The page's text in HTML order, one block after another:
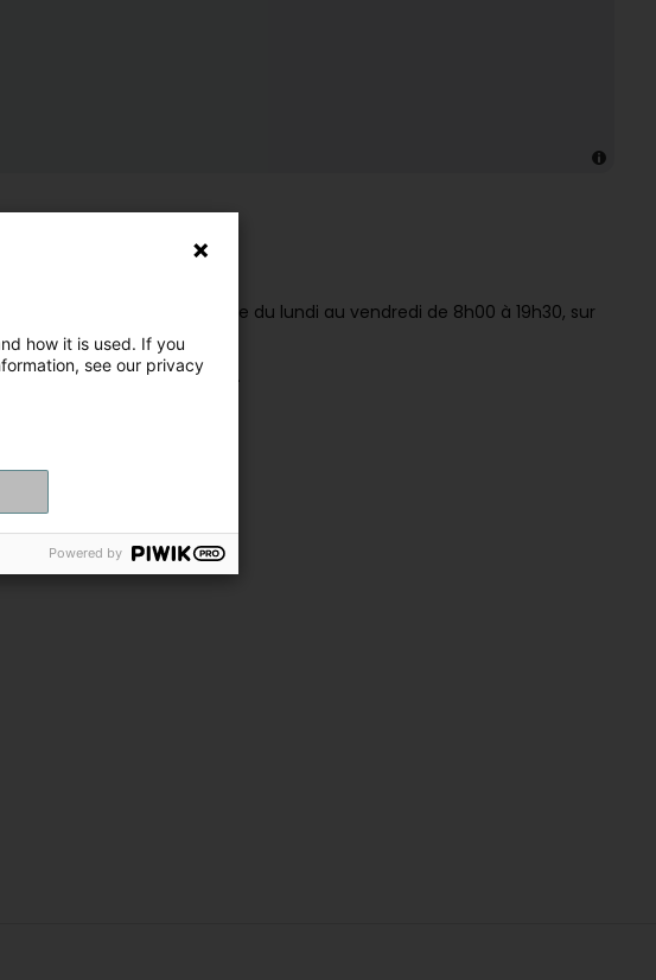
à Rodange vous accueille du lundi au vendredi de 8h00 à 19h30, sur
et femmes enceintes.
how it is used. If you
see our privacy
Powered by